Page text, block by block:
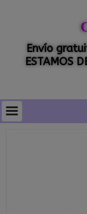
Envío
ESTAMOS